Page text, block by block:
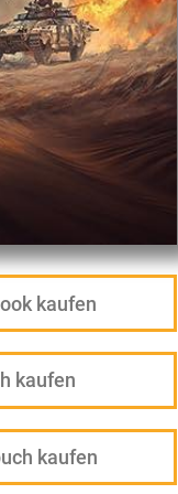
kaufen
kaufen
kaufen